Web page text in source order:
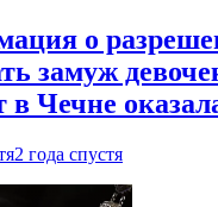
о
замуж
в Чечне
2 года спустя